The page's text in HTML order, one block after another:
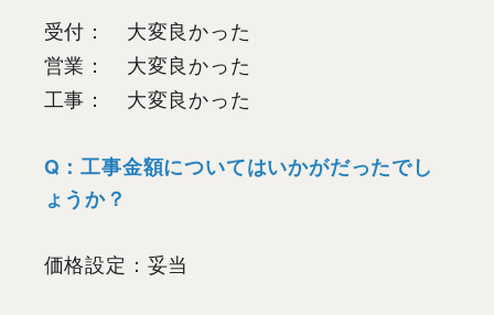
受付： 大変良かった
営業： 大変良かった
工事： 大変良かった
Q：工事金額についてはいかがだったでし
ょうか？
価格設定：妥当